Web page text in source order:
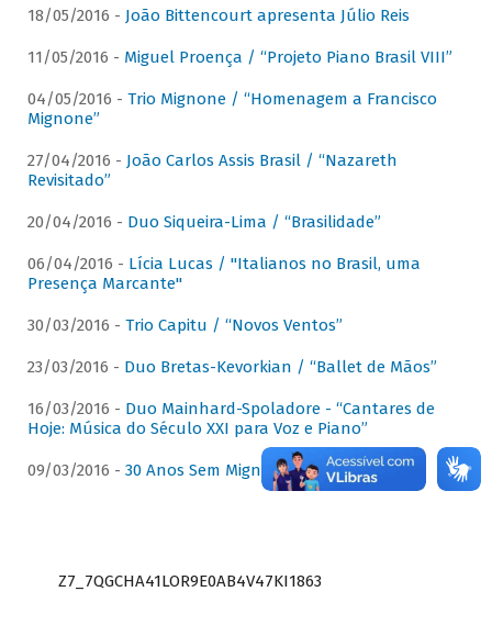
18/05/2016 - João Bittencourt apresenta Júlio Reis
11/05/2016 - Miguel Proença / “Projeto Piano Brasil VIII”
04/05/2016 - Trio Mignone / “Homenagem a Francisco
Mignone”
27/04/2016 - João Carlos Assis Brasil / “Nazareth
Revisitado”
20/04/2016 - Duo Siqueira-Lima / “Brasilidade”
06/04/2016 - Lícia Lucas / "Italianos no Brasil, uma
Presença Marcante"
30/03/2016 - Trio Capitu / “Novos Ventos”
23/03/2016 - Duo Bretas-Kevorkian / “Ballet de Mãos”
16/03/2016 - Duo Mainhard-Spoladore - “Cantares de
Hoje: Música do Século XXI para Voz e Piano”
09/03/2016 - 30 Anos Sem Mignone
Z7_7QGCHA41LOR9E0AB4V47KI1863